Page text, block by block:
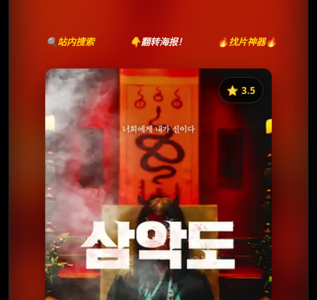
🔍站内搜索 👇翻转海报！ 🔥找片神器🔥
⭐️ 3.5
《삼악도》
⭐
⭐️ 评分：3.5 | 🎬 2026年
夸克网盘
百度网盘